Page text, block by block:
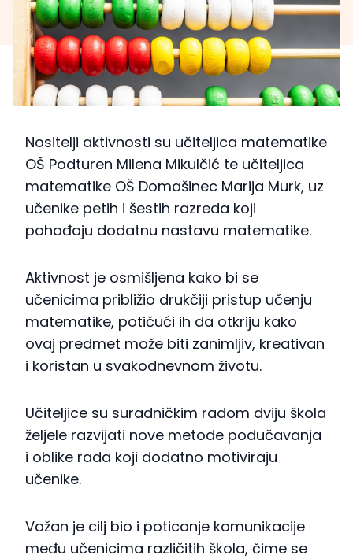
Nositelji aktivnosti su učiteljica matematike
OŠ Podturen Milena Mikulčić te učiteljica
matematike OŠ Domašinec Marija Murk, uz
učenike petih i šestih razreda koji
pohađaju dodatnu nastavu matematike.
Aktivnost je osmišljena kako bi se
učenicima približio drukčiji pristup učenju
matematike, potičući ih da otkriju kako
ovaj predmet može biti zanimljiv, kreativan
i koristan u svakodnevnom životu.
Učiteljice su suradničkim radom dviju škola
željele razvijati nove metode podučavanja
i oblike rada koji dodatno motiviraju
učenike.
Važan je cilj bio i poticanje komunikacije
među učenicima različitih škola, čime se